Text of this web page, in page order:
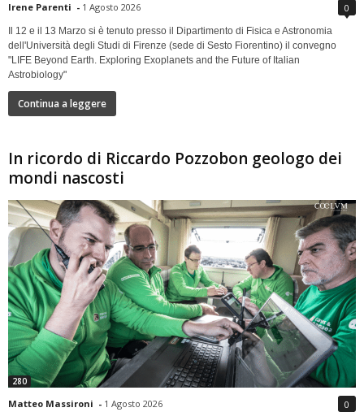
Irene Parenti - 1 Agosto 2026 0
Il 12 e il 13 Marzo si è tenuto presso il Dipartimento di Fisica e Astronomia
dell'Università degli Studi di Firenze (sede di Sesto Fiorentino) il convegno
"LIFE Beyond Earth. Exploring Exoplanets and the Future of Italian
Astrobiology"
Continua a leggere
In ricordo di Riccardo Pozzobon geologo dei
mondi nascosti
280
Matteo Massironi - 1 Agosto 2026 0